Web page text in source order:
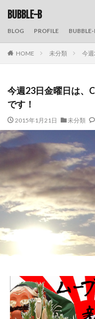
BUBBLE-B
BLOG PROFILE
HOME 未分類 今
今週23日金曜日は、
です！
2015年1月21日 未分類